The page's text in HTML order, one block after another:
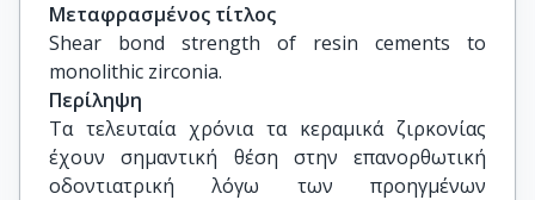
Μεταφρασμένος τίτλος
Shear bond strength of resin cements to
monolithic zirconia.
Περίληψη
Τα τελευταία χρόνια τα κεραμικά ζιρκονίας
έχουν σημαντική θέση στην επανορθωτική
οδοντιατρική λόγω των προηγμένων